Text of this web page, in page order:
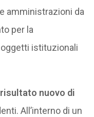
amministrazioni da
per la
istituzionali
nuovo di
All’interno di un